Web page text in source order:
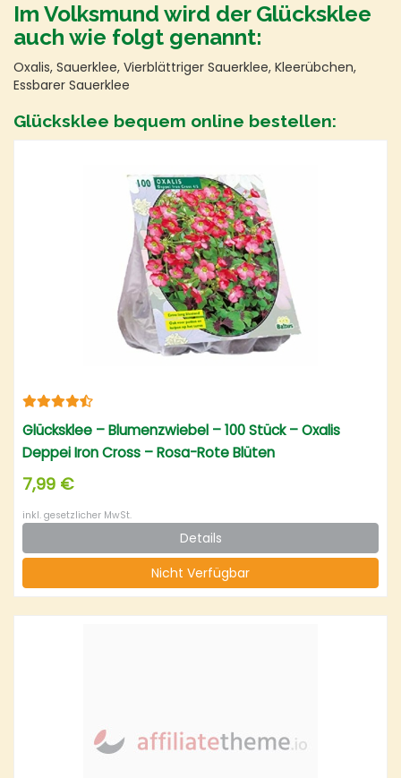
Im Volksmund wird der Glücksklee
auch wie folgt genannt:
Oxalis, Sauerklee, Vierblättriger Sauerklee, Kleerübchen,
Essbarer Sauerklee
Glücksklee bequem online bestellen:
Glücksklee – Blumenzwiebel – 100 Stück – Oxalis
Deppei Iron Cross – Rosa-Rote Blüten
7,99 €
inkl. gesetzlicher MwSt.
Details
Nicht Verfügbar